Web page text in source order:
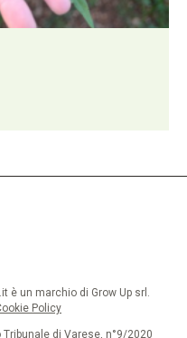
è un marchio di Grow Up srl.
Policy
di Varese, n°9/2020